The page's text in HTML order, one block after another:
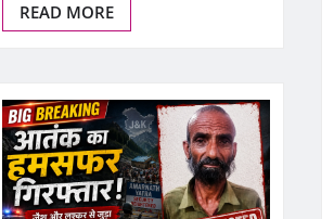
READ MORE